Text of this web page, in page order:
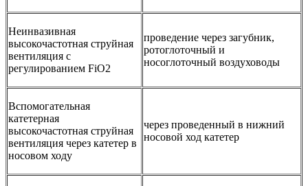
Неинвазивная
высокочастотная струйная
вентиляция с
регулированием FiO2
проведение через загубник,
ротоглоточный и
носоглоточный воздуховоды
Вспомогательная
катетерная
высокочастотная струйная
вентиляция через катетер в
носовом ходу
через проведенный в нижний
носовой ход катетер